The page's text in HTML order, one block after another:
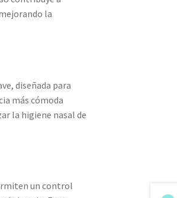
la
diseñada para
más cómoda
la higiene nasal de
un control